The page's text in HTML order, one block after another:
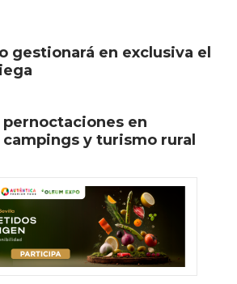
gestionará en exclusiva el
en
y turismo rural